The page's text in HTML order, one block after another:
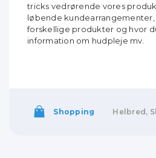
tricks vedrørende vores
løbende kundearrangementer,
forskellige produkter og hvor
information om hudpleje mv.
Shopping Helbred,